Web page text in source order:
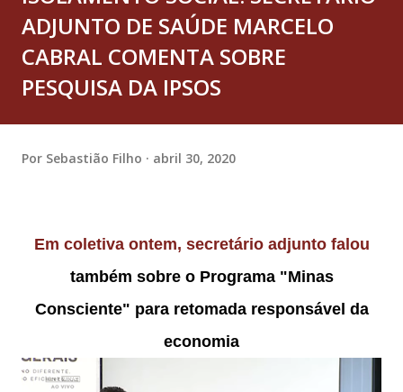
ADJUNTO DE SAÚDE MARCELO
CABRAL COMENTA SOBRE
PESQUISA DA IPSOS
Por Sebastião Filho abril 30, 2020
Em coletiva ontem, secretário adjunto falou
também sobre o Programa "Minas
Consciente" para retomada responsável da
economia